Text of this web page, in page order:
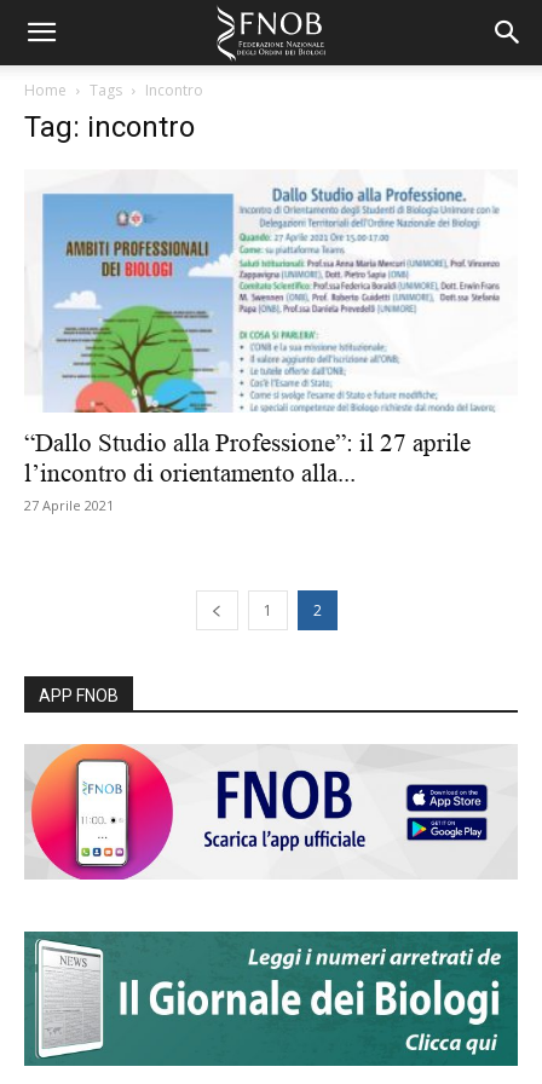
Home Tags Incontro
Tag: incontro
“Dallo Studio alla Professione”: il 27 aprile
l’incontro di orientamento alla...
27 Aprile 2021
1 2
APP FNOB